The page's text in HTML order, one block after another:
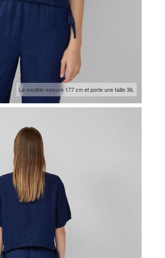
Le modèle mesure 177 cm et porte une taille 36.